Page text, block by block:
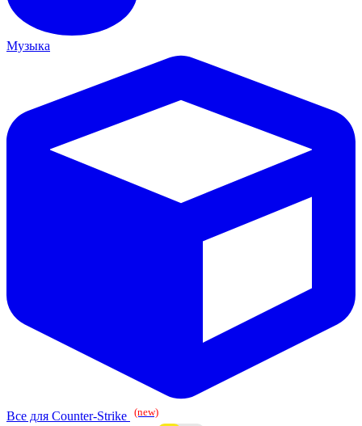
Музыка
Все для Counter-Strike (new)